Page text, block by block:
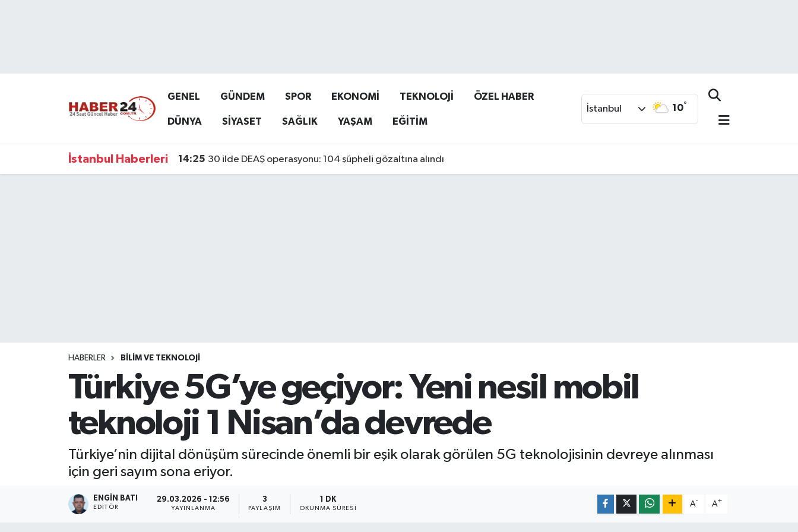
GENEL GÜNDEM SPOR EKONOMİ TEKNOLOJİ ÖZEL HABER
DÜNYA SİYASET SAĞLIK YAŞAM EĞİTİM
İstanbul 10°
İstanbul Haberleri 14:25 30 ilde DEAŞ operasyonu: 104 şüpheli gözaltına alındı
HABERLER BİLİM VE TEKNOLOJİ
Türkiye 5G’ye geçiyor: Yeni nesil mobil
teknoloji 1 Nisan’da devrede
Türkiye’nin dijital dönüşüm sürecinde önemli bir eşik olarak görülen 5G teknolojisinin devreye alınması
için geri sayım sona eriyor.
ENGIN BATI
EDITÖR
29.03.2026 - 12:56
YAYINLANMA
3
PAYLAŞIM
1 DK
OKUNMA SÜRESI
A- A+
Namaz Vakitleri
Süper Lig Puan Durumu ve Fikstür